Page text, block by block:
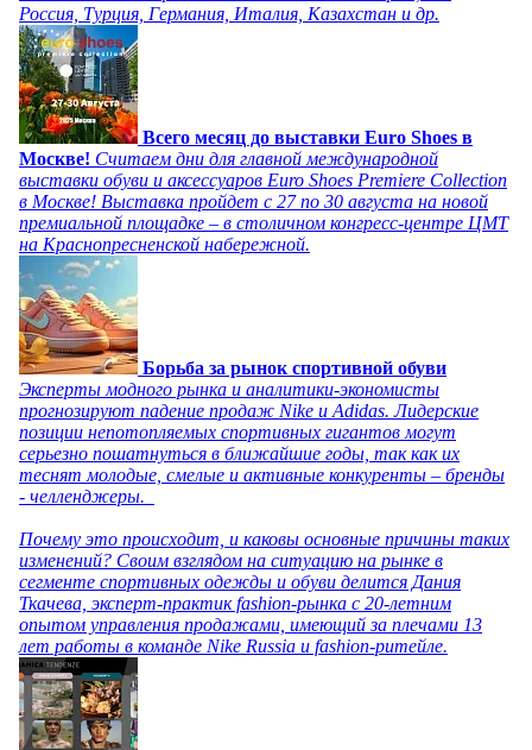
Россия, Турция, Германия, Италия, Казахстан и др.
Всего месяц до выставки Euro Shoes в
Москве! Считаем дни для главной международной
выставки обуви и аксессуаров Euro Shoes Premiere Collection
в Москве! Выставка пройдет с 27 по 30 августа на новой
премиальной площадке – в столичном конгресс-центре ЦМТ
на Краснопресненской набережной.
Борьба за рынок спортивной обуви
Эксперты модного рынка и аналитики-экономисты
прогнозируют падение продаж Nike и Adidas. Лидерские
позиции непотопляемых спортивных гигантов могут
серьезно пошатнуться в ближайшие годы, так как их
теснят молодые, смелые и активные конкуренты – бренды
- челленджеры.
Почему это происходит, и каковы основные причины таких
изменений? Своим взглядом на ситуацию на рынке в
сегменте спортивных одежды и обуви делится Дания
Ткачева, эксперт-практик fashion-рынка с 20-летним
опытом управления продажами, имеющий за плечами 13
лет работы в команде Nike Russia и fashion-ритейле.